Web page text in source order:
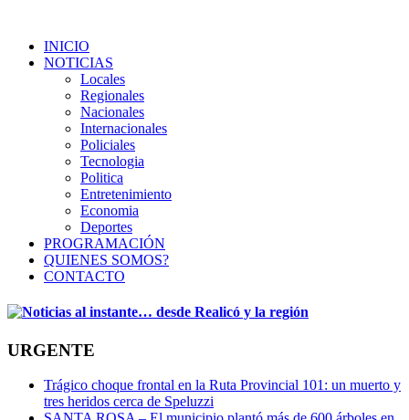
INICIO
NOTICIAS
Locales
Regionales
Nacionales
Internacionales
Policiales
Tecnologia
Politica
Entretenimiento
Economia
Deportes
PROGRAMACIÓN
QUIENES SOMOS?
CONTACTO
URGENTE
Trágico choque frontal en la Ruta Provincial 101: un muerto y
tres heridos cerca de Speluzzi